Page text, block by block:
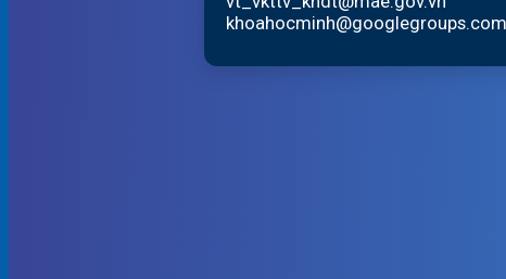
khoahocminh@googlegroups.com